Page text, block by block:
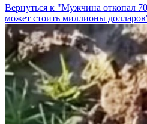
Вернуться к "Мужчина откопал
может стоить миллионы